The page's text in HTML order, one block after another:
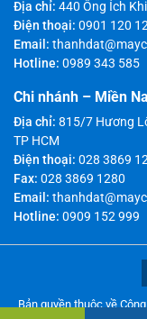
Địa chỉ: 440 Ông Ích
Điện thoại: 0901 120
Email:
Hotline: 0989 343 585
Chi nhánh – Miền
Địa chỉ: 815/7 Hương
TP HCM
Điện thoại: 028 3869
Fax: 028 3869 1280
Email:
Hotline: 0909 152 999
Bản quyền thuộc về